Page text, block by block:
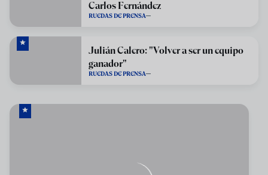
Carlos Fernández
RUEDAS DE PRENSA
Julián Calero: "Volver a ser un equipo
ganador"
RUEDAS DE PRENSA